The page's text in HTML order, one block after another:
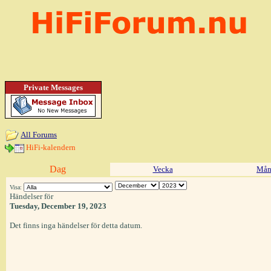
Private Messages
All Forums
HiFi-kalendern
Dag Vecka
Visa:
Händelser för
Tuesday, December 19, 2023
Det finns inga händelser för detta datum.